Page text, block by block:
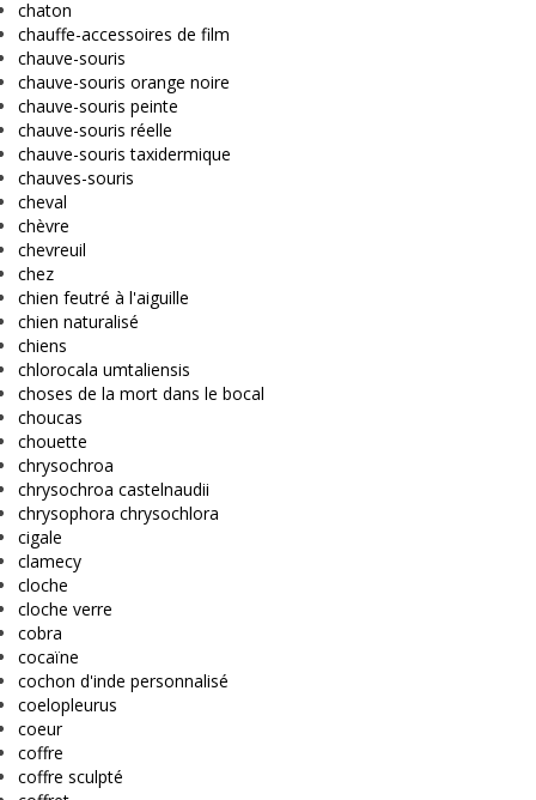
chaton
chauffe-accessoires de film
chauve-souris
chauve-souris orange noire
chauve-souris peinte
chauve-souris réelle
chauve-souris taxidermique
chauves-souris
cheval
chèvre
chevreuil
chez
chien feutré à l'aiguille
chien naturalisé
chiens
chlorocala umtaliensis
choses de la mort dans le bocal
choucas
chouette
chrysochroa
chrysochroa castelnaudii
chrysophora chrysochlora
cigale
clamecy
cloche
cloche verre
cobra
cocaïne
cochon d'inde personnalisé
coelopleurus
coeur
coffre
coffre sculpté